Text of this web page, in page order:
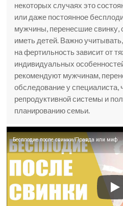
некоторых случаях это
или даже постоянное
мужчины, перенесшие свинку,
иметь детей. Важно
на фертильность зависит от
индивидуальных
рекомендуют мужчинам,
обследование у специалиста,
репродуктивной системы и
планированию семьи.
Бесплодие после свинки/Правда или миф